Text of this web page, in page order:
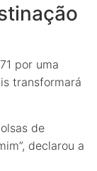
por uma
transformará
de
declarou a